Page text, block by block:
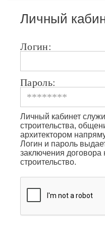
Личный
Логин:
Пароль:
Личный кабинет
строительства,
архитектором
Логин и пароль
заключения договора
строительство.